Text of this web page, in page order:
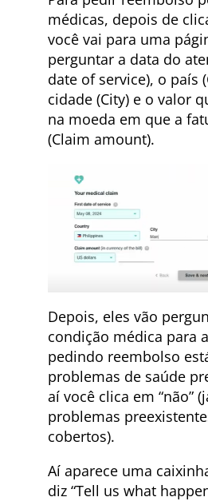
médicas, depois de
você vai para uma
perguntar a data do
date of service), o país
cidade (City) e o valor
na moeda em que a
(Claim amount).
Depois, eles vão
condição médica para
pedindo reembolso
problemas de saúde
aí você clica em “não”
problemas
cobertos).
Aí aparece uma
diz “Tell us what